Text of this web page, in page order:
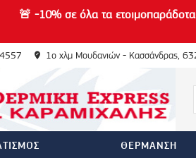
🚨 -10% σε όλα τα ετοιμοπαράδοτα
1ο χλμ Μουδανιών - Κασσάνδρας,
ΘΈΡΜΑΝΣΗ